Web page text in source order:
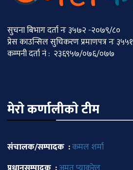
सुचना बिभाग दर्ता नः ३५७२ -२०७९/८०
प्रेस काउन्सिल सुचिकरण प्रमाणपत्र नः ३५५१
कम्पनी दर्ता नं : २३६९५७/०७६/०७७
मेराे कर्णालीकाे टीम
संचालक/सम्पादक :कमल शर्मा